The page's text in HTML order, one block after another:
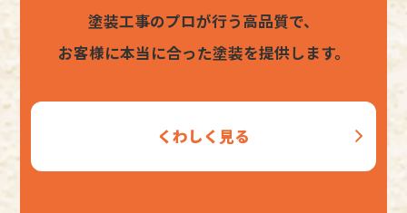
塗装工事のプロが行う高品質で、
お客様に本当に合った塗装を提供します。
くわしく見る